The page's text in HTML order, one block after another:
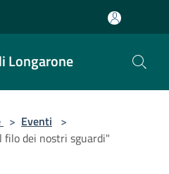
Longarone
> Eventi >
filo dei nostri sguardi"